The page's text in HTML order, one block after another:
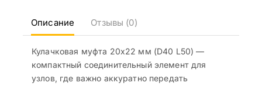
Описание Отзывы (0)
Кулачковая муфта 20х22 мм (D40 L50) —
компактный соединительный элемент для
узлов, где важно аккуратно передать